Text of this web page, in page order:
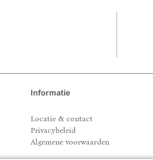
Informatie
Locatie & contact
Privacybeleid
Algemene voorwaarden